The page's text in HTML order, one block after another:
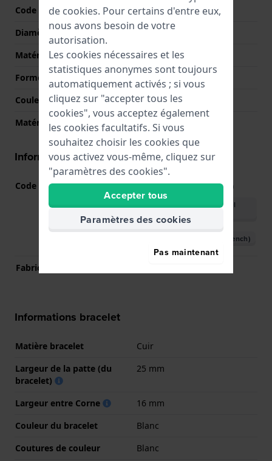
Code boîtier
AW-582B
Diamètre
47.6 mm
Matériel du boîtier
Résine
Forme du boîtier
Rond
Couleur du boîtier
Blanc
Matériau du boîtier arrière
Acier inoxydable
Informations mouvement
Code Mouvement 4737(Voir les spécifications )
Télécharger le manuel
Télécharger le manuel (French)
Fabricant de mouvement
Informations bracelet
Matière bracelet
Cuir
Largeur de la patte (du
bracelet)
25 mm
Largeur entre Corne
16 mm
Couleur du bracelet
Blanc
Coutures de couleur
Blanc
de cookies. Pour certains d'entre eux,
nous avons besoin de votre
autorisation.
Les cookies nécessaires et les
statistiques anonymes sont toujours
automatiquement activés ; si vous
cliquez sur "accepter tous les
cookies", vous acceptez également
les cookies facultatifs. Si vous
souhaitez choisir les cookies que
vous activez vous-même, cliquez sur
"paramètres des cookies".
Accepter tous
Paramètres des cookies
Pas maintenant